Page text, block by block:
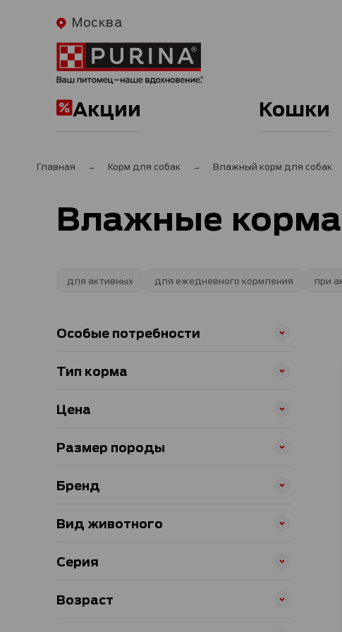
Москва
Акции Кошки
Главная Корм для собак Влажный корм для собак
Влажные корма
для активных для ежедневного кормления при
Особые потребности
Тип корма
Цена
Размер породы
Бренд
Вид животного
Серия
Возраст